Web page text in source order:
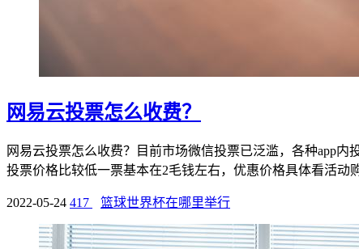
网易云投票怎么收费？
网易云投票怎么收费？目前市场微信投票已泛滥，各种app
投票价格比较低一票基本在2毛钱左右，优惠价格具体看活动
2022-05-24 417 篮球世界杯在哪里举行